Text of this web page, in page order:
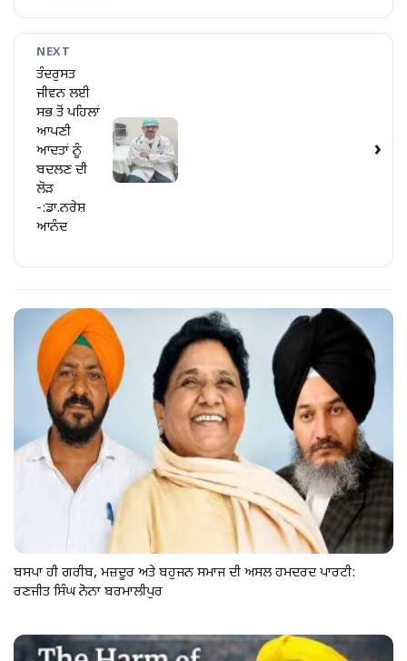
NEXT
ਤੰਦਰੁਸਤ
ਜੀਵਨ ਲਈ
ਸਭ ਤੋਂ ਪਹਿਲਾਂ
ਆਪਣੀ
ਆਦਤਾਂ ਨੂੰ
ਬਦਲਣ ਦੀ
ਲੋੜ
-:ਡਾ.ਨਰੇਸ਼
ਆਨੰਦ
›
ਬਸਪਾ ਹੀ ਗਰੀਬ, ਮਜ਼ਦੂਰ ਅਤੇ ਬਹੁਜਨ ਸਮਾਜ ਦੀ ਅਸਲ ਹਮਦਰਦ ਪਾਰਟੀ:
ਰਣਜੀਤ ਸਿੰਘ ਨੋਨਾ ਬਰਮਾਲੀਪੁਰ